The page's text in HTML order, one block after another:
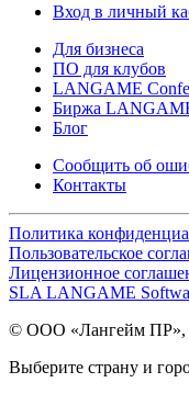
Вход в личный
Для бизнеса
ПО для клубов
LANGAME
Биржа
Блог
Сообщить об
Контакты
Политика
Пользовательское
Лицензионное
SLA LANGAME
© ООО «Лангейм ПР»,
Выберите страну и